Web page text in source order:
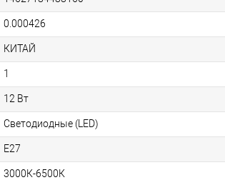
0.000426
КИТАЙ
1
12 Вт
Светодиодные (LED)
E27
3000К-6500К